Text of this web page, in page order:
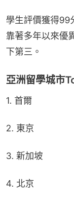
學生評價獲得99
靠著多年以來優
下第三。
亞洲留學城市
1. 首爾
2. 東京
3. 新加坡
4. 北京